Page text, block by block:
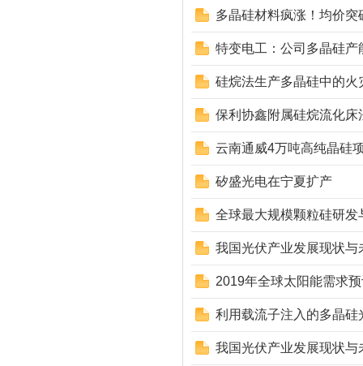
多晶硅材料疯涨！均价突
特变电工：公司多晶硅
硅烷法生产多晶硅中的火
保利协鑫附属硅烷流化
云南通威4万吨高纯晶硅
矽盛光电在宁夏扩产
全球最大规模颗粒硅研
我国光伏产业发展现状与
2019年全球太阳能需求
利用载流子注入的多晶
我国光伏产业发展现状与